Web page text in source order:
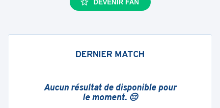
DEVENIR FAN
DERNIER MATCH
Aucun résultat de disponible pour
le moment. 😔